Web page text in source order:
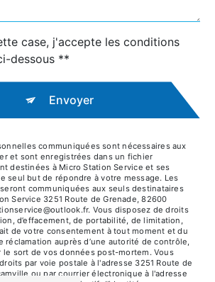
case, j'accepte les conditions
dessous **
Envoyer
communiquées sont nécessaires aux
et sont enregistrées dans un fichier
destinées à Micro Station Service et ses
seul but de répondre à votre message. Les
communiquées aux seuls destinataires
Service 3251 Route de Grenade, 82600
Vous disposez de droits
d’effacement, de portabilité, de limitation,
de votre consentement à tout moment et du
réclamation auprès d’une autorité de contrôle,
le sort de vos données post-mortem. Vous
par voie postale à l'adresse 3251 Route de
ou par courrier électronique à l'adresse